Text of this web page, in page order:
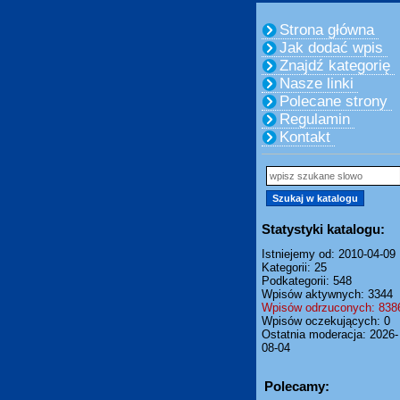
Strona główna
Jak dodać wpis
Znajdź kategorię
Nasze linki
Polecane strony
Regulamin
Kontakt
Statystyki katalogu:
Istniejemy od: 2010-04-09
Kategorii: 25
Podkategorii: 548
Wpisów aktywnych: 3344
Wpisów odrzuconych:
Wpisów oczekujących: 0
Ostatnia moderacja: 2026-
08-04
Polecamy: